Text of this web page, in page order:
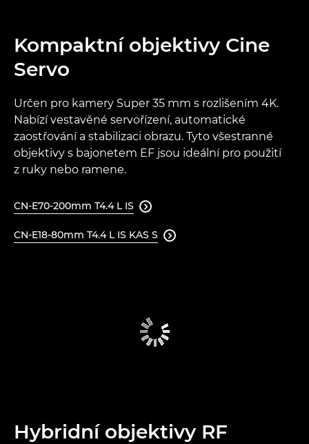
Kompaktní objektivy Cine
Servo
Určen pro kamery Super 35 mm s rozlišením 4K.
Nabízí vestavěné servořízení, automatické
zaostřování a stabilizaci obrazu. Tyto všestranné
objektivy s bajonetem EF jsou ideální pro použití
z ruky nebo ramene.
CN-E70-200mm T4.4 L IS 
CN-E18-80mm T4.4 L IS KAS S 
Hybridní objektivy RF